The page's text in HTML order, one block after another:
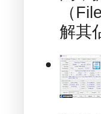
（
解其